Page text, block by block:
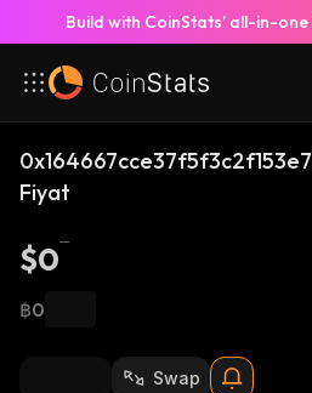
Build with CoinStats’ all-in-one
Fiyat
$0
฿0
Swap